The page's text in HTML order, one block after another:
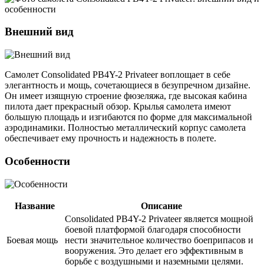
Внешний вид
Самолет Consolidated PB4Y-2 Privateer воплощает в себе
элегантность и мощь, сочетающиеся в безупречном дизайне.
Он имеет изящную строение фюзеляжа, где высокая кабина
пилота дает прекрасный обзор. Крылья самолета имеют
большую площадь и изгибаются по форме для максимальной
аэродинамики. Полностью металлический корпус самолета
обеспечивает ему прочность и надежность в полете.
Особенности
Название Описание
Боевая мощь
Consolidated PB4Y-2 Privateer является мощной
боевой платформой благодаря способности
нести значительное количество боеприпасов и
вооружения. Это делает его эффективным в
борьбе с воздушными и наземными целями.